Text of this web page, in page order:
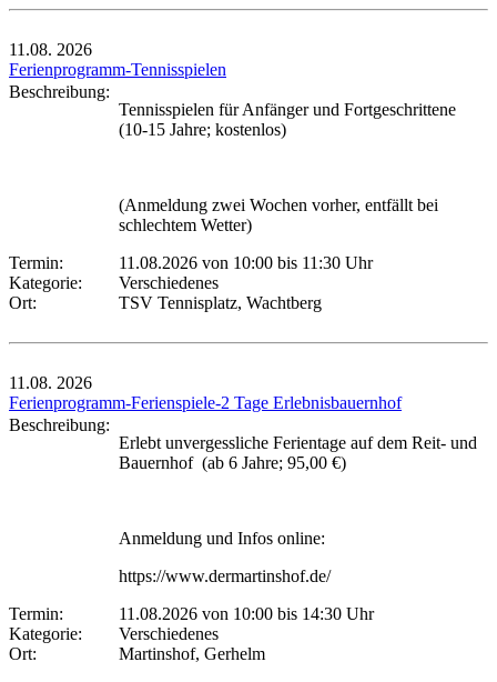
11.08. 2026
Ferienprogramm-Tennisspielen
Beschreibung:
Tennisspielen für Anfänger und Fortgeschrittene
(10-15 Jahre; kostenlos)
(Anmeldung zwei Wochen vorher, entfällt bei
schlechtem Wetter)
Termin:
11.08.2026 von 10:00 bis 11:30 Uhr
Kategorie:
Verschiedenes
Ort:
TSV Tennisplatz, Wachtberg
11.08. 2026
Ferienprogramm-Ferienspiele-2 Tage Erlebnisbauernhof
Beschreibung:
Erlebt unvergessliche Ferientage auf dem Reit- und
Bauernhof (ab 6 Jahre; 95,00 €)
Anmeldung und Infos online:
https://www.dermartinshof.de/
Termin:
11.08.2026 von 10:00 bis 14:30 Uhr
Kategorie:
Verschiedenes
Ort:
Martinshof, Gerhelm